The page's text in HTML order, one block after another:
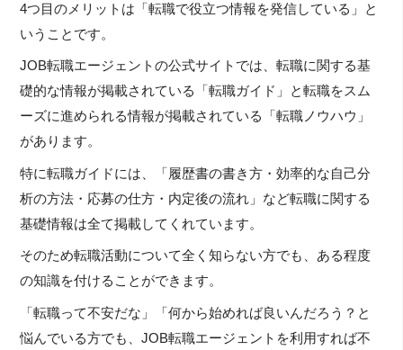
4つ目のメリットは「転職で役立つ情報を発信している」と
いうことです。
JOB転職エージェントの公式サイトでは、転職に関する基
礎的な情報が掲載されている「転職ガイド」と転職をスム
ーズに進められる情報が掲載されている「転職ノウハウ」
があります。
特に転職ガイドには、「履歴書の書き方・効率的な自己分
析の方法・応募の仕方・内定後の流れ」など転職に関する
基礎情報は全て掲載してくれています。
そのため転職活動について全く知らない方でも、ある程度
の知識を付けることができます。
「転職って不安だな」「何から始めれば良いんだろう？と
悩んでいる方でも、JOB転職エージェントを利用すれば不